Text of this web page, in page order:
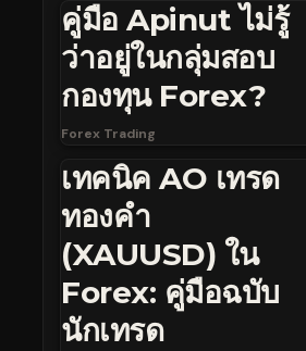
คู่มือ Apinut ไม่รู้
ว่าอยู่ในกลุ่มสอบ
กองทุน Forex?
Forex Trading
เทคนิค AO เทรด
ทองคำ
(XAUUSD) ใน
Forex: คู่มือฉบับ
นักเทรด